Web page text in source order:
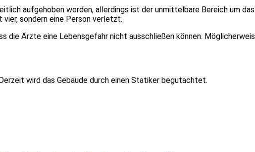
aufgehoben worden, allerdings ist der unmittelbare Bereich um
sondern eine Person verletzt.
die Ärzte eine Lebensgefahr nicht ausschließen können.
wird das Gebäude durch einen Statiker begutachtet.